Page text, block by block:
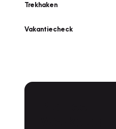
Trekhaken
Vakantiecheck